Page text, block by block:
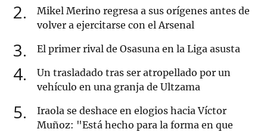
2
Mikel Merino regresa a sus orígenes antes de
volver a ejercitarse con el Arsenal
3 El primer rival de Osasuna en la Liga asusta
4
Un trasladado tras ser atropellado por un
vehículo en una granja de Ultzama
5
Iraola se deshace en elogios hacia Víctor
Muñoz: "Está hecho para la forma en que